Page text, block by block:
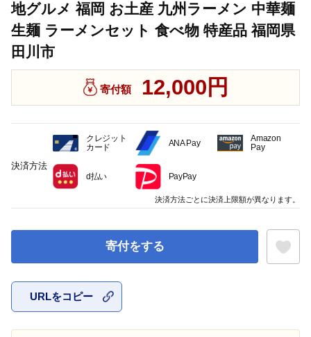
地グルメ 福岡 お土産 九州ラーメン 中華麺
生麺 ラーメンセット 食べ物 特産品 福岡県
田川市
寄付額 12,000円
寄付をする
URLをコピー
決済方法
クレジット
カード
ANA Pay
Amazon
Pay
d払い PayPay
決済方法ごとに決済上限額が異なります。